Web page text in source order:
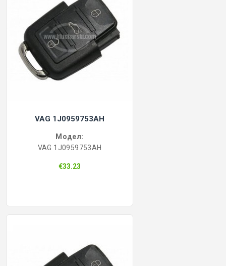
VAG 1J0959753AH
Модел:
VAG 1J0959753AH
€33.23